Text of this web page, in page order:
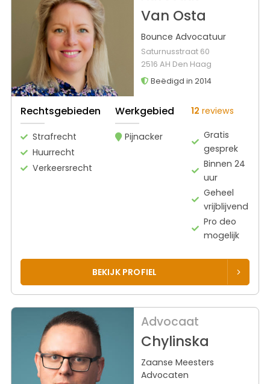
Van Osta
Bounce Advocatuur
Saturnusstraat 60
2516 AH Den Haag
Beëdigd in 2014
Rechtsgebieden
Strafrecht
Huurrecht
Verkeersrecht
Werkgebied
Pijnacker
12 reviews
Gratis
gesprek
Binnen 24
uur
Geheel
vrijblijvend
Pro deo
mogelijk
BEKIJK PROFIEL
Advocaat
Chylinska
Zaanse Meesters
Advocaten